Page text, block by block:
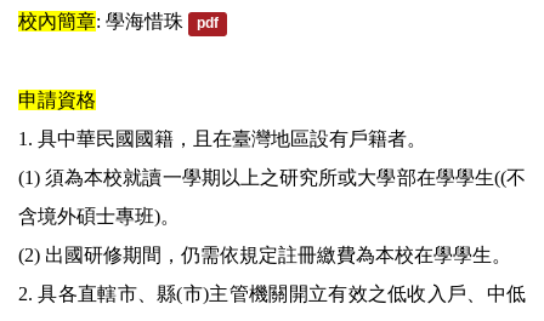
校內簡章: 學海惜珠 pdf
申請資格
1. 具中華民國國籍，且在臺灣地區設有戶籍者。
(1) 須為本校就讀一學期以上之研究所或大學部在學學生((不
含境外碩士專班)。
(2) 出國研修期間，仍需依規定註冊繳費為本校在學學生。
2. 具各直轄市、縣(市)主管機關開立有效之低收入戶、中低